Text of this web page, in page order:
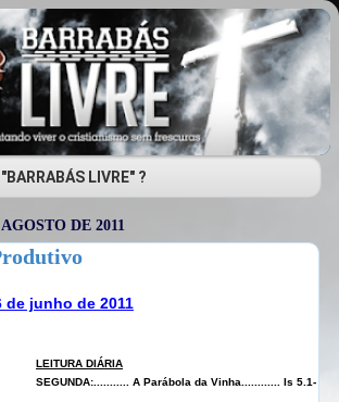
DE 2011
de junho de 2011
LEITURA DIÁRIA
SEGUNDA:........... A Parábola da Vinha............ Is 5.1-